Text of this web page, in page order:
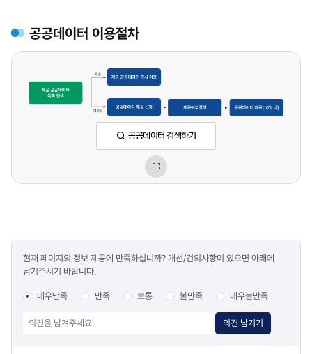
공공데이터 이용절차
공공데이터 검색하기
만족도
조사
현재 페이지의 정보 제공에 만족하십니까? 개선/건의사항이 있으면 아래에
남겨주시기 바랍니다.
매우만족 만족 보통 불만족 매우불만족
의견 남기기